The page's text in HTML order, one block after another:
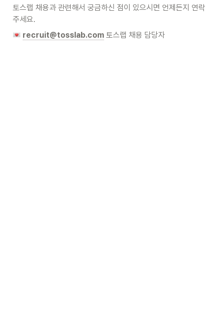
토스랩 채용과 관련해서 궁금하신 점이 있으시면 언제든지 연락
주세요.
recruit@tosslab.com 토스랩 채용 담당자